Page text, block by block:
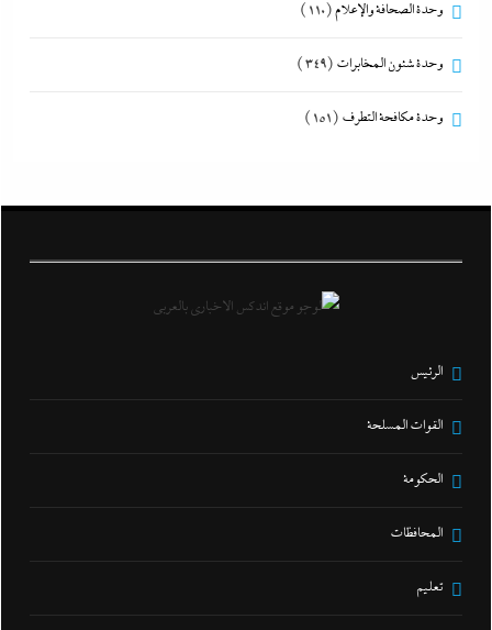
وحدة الصحافة والإعلام(110)
وحدة شئون المخابرات (349)
وحدة مكافحة التطرف (151)
الرئيس
القوات المسلحة
الحكومة
المحافظات
تعليم